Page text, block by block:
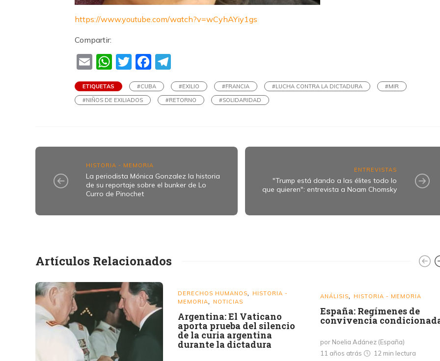
https://www.youtube.com/watch?v=wCyhAYiy1gs
Compartir:
EmailWhatsApp
TwitterFacebook
ETIQUETAS #CUBA #EXILIO #FRANCIA #LUCHA CONTRA LA DICTADURA
#MIR
#NIÑOS DE EXILIADOS
#RETORNO #SOLIDARIDAD
HISTORIA - MEMORIA
La periodista Mónica Gonzalez la historia
de su reportaje sobre el bunker de Lo
Curro de Pinochet
ENTREVISTAS
"Trump está dando a las élites todo lo
que quieren": entrevista a Noam Chomsky
Artículos Relacionados
DERECHOS HUMANOS
HISTORIA -
MEMORIA
NOTICIAS
Argentina: El Vaticano
aporta prueba del silencio
de la curia argentina
durante la dictadura
ANÁLISIS HISTORIA - MEMORIA
España: Regímenes de
convivencia
por Noelia Adánez (España)
11 años atrás
12 min lectura